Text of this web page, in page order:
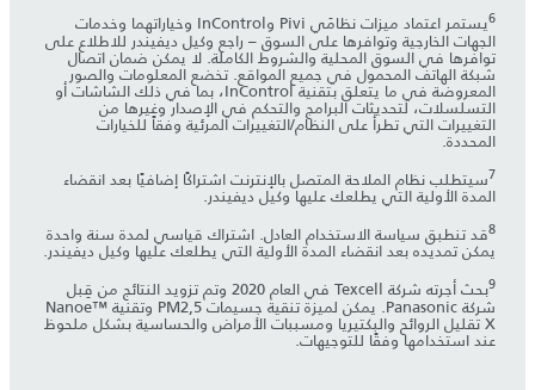
6 يستمر اعتماد ميزات نظامَي Pivi وInControl وخياراتهما وخدمات
الجهات الخارجية وتوافرها على السوق – راجع وكيل ديفيندر للاطلاع على
توافرها في السوق المحلية والشروط الكاملة. لا يمكن ضمان اتصال
شبكة الهاتف المحمول في جميع المواقع. تخضع المعلومات والصور
المعروضة في ما يتعلق بتقنية InControl، بما في ذلك الشاشات أو
التسلسلات، لتحديثات البرامج والتحكم في الإصدار وغيرها من
التغييرات التي تطرأ على النظام/التغييرات المرئية وفقاً للخيارات
المحددة.
7سيتطلب نظام الملاحة المتصل بالإنترنت اشتراكًا إضافيًا بعد انقضاء
المدة الأولية التي يطلعك عليها وكيل ديفيندر.
8قد تنطبق سياسة الاستخدام العادل. اشتراك قياسي لمدة سنة واحدة
يمكن تمديده بعد انقضاء المدة الأولية التي يطلعك عليها وكيل ديفيندر.
9 بحث أجرته شركة Texcell في العام 2020 وتم تزويد النتائج من قِبل
شركة Panasonic. يمكن لميزة تنقية جسيمات PM2,5 وتقنية Nanoe™
X تقليل الروائح والبكتيريا ومسببات الأمراض والحساسية بشكل ملحوظ
عند استخدامها وفقًا للتوجيهات.